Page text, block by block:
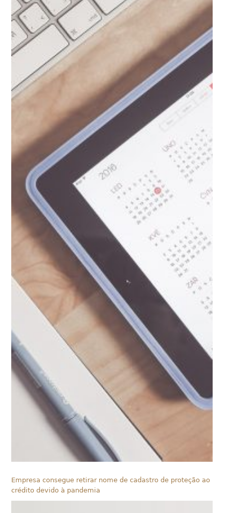
Empresa consegue retirar nome de cadastro de proteção ao
crédito devido à pandemia